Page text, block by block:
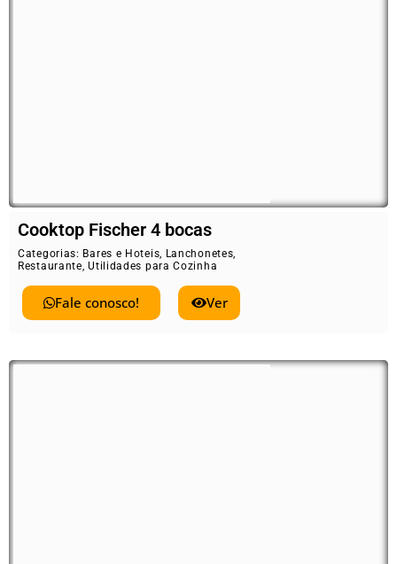
Cooktop Fischer 4 bocas
Categorias: Bares e Hoteis, Lanchonetes,
Restaurante,Utilidades para Cozinha
Fale conosco! Ver